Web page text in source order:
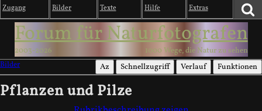
Zugang Bilder Texte Hilfe Extras
Forum für Naturfotografen
2003-2026
1000 Wege, die Natur zu sehen
Bilder
Az Schnellzugriff Verlauf Funktionen
Pflanzen und Pilze